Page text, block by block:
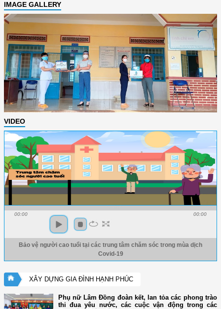
IMAGE GALLERY
VIDEO
00:00 00:00
Bảo vệ người cao tuổi tại các trung tâm chăm sóc trong mùa dịch
Covid-19
XÂY DỰNG GIA ĐÌNH HẠNH PHÚC
Phụ nữ Lâm Đồng đoàn kết, lan tỏa các phong trào
thi đua yêu nước, các cuộc vận động trong các